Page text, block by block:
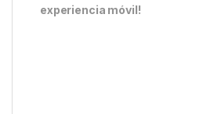
experiencia móvil!